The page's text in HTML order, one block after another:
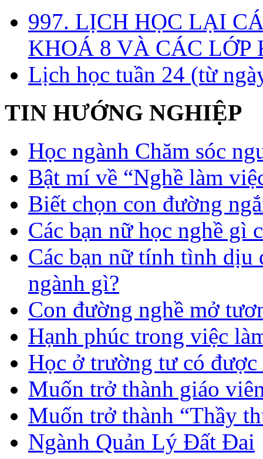
997. LỊCH HỌC LẠI
KHOÁ 8 VÀ CÁC LỚP
Lịch học tuần 24 (từ
TIN HƯỚNG NGHIỆP
Học ngành Chăm sóc
Bật mí về “Nghề làm
Biết chọn con đường
Các bạn nữ học nghề gì
Các bạn nữ tính tình dịu
ngành gì?
Con đường nghề mở
Hạnh phúc trong việc
Học ở trường tư có
Muốn trở thành giáo
Muốn trở thành “Thầy
Ngành Quản Lý Đất Đai